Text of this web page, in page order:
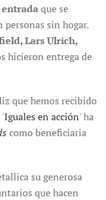
que se
sin hogar.
Lars Ulrich,
hicieron entrega de
que hemos recibido
'Iguales en acción' ha
como beneficiaria
su generosa
que hacen